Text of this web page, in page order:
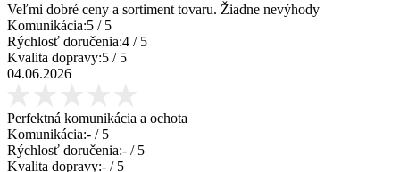
Veľmi dobré ceny a sortiment tovaru. Žiadne nevýhody
Komunikácia:5 / 5
Rýchlosť doručenia:4 / 5
Kvalita dopravy:5 / 5
04.06.2026
Perfektná komunikácia a ochota
Komunikácia:- / 5
Rýchlosť doručenia:- / 5
Kvalita dopravy:- / 5